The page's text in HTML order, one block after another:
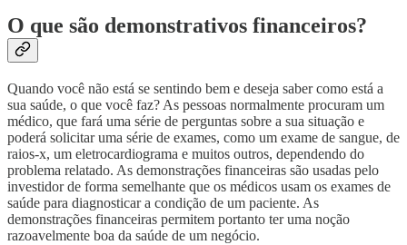
O que são demonstrativos financeiros?
Quando você não está se sentindo bem e deseja saber como está a
sua saúde, o que você faz? As pessoas normalmente procuram um
médico, que fará uma série de perguntas sobre a sua situação e
poderá solicitar uma série de exames, como um exame de sangue, de
raios-x, um eletrocardiograma e muitos outros, dependendo do
problema relatado. As demonstrações financeiras são usadas pelo
investidor de forma semelhante que os médicos usam os exames de
saúde para diagnosticar a condição de um paciente. As
demonstrações financeiras permitem portanto ter uma noção
razoavelmente boa da saúde de um negócio.